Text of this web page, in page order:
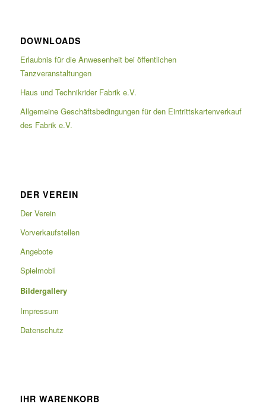
DOWNLOADS
Erlaubnis für die Anwesenheit bei öffentlichen
Tanzveranstaltungen
Haus und Technikrider Fabrik e.V.
Allgemeine Geschäftsbedingungen für den Eintrittskartenverkauf
des Fabrik e.V.
DER VEREIN
Der Verein
Vorverkaufstellen
Angebote
Spielmobil
Bildergallery
Impressum
Datenschutz
IHR WARENKORB